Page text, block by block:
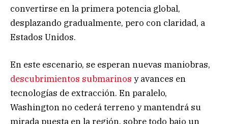
convertirse en la primera potencia global,
desplazando gradualmente, pero con claridad, a
Estados Unidos.
En este escenario, se esperan nuevas maniobras,
descubrimientos submarinos y avances en
tecnologías de extracción. En paralelo,
Washington no cederá terreno y mantendrá su
mirada puesta en la región, sobre todo bajo un